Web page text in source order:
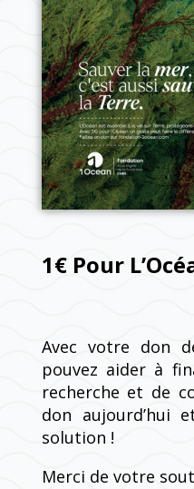
1€ Pour
Avec votre don
pouvez aider à
recherche et de
don aujourd’hui
solution !
Merci de votre